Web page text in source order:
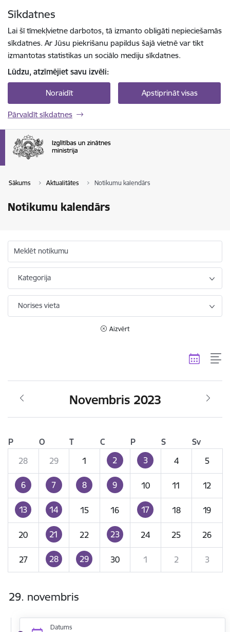
Sīkdatnes
Lai šī tīmekļvietne darbotos, tā izmanto obligāti nepieciešamās
sīkdatnes. Ar Jūsu piekrišanu papildus šajā vietnē var tikt
izmantotas statistikas un sociālo mediju sīkdatnes.
Lūdzu, atzīmējiet savu izvēli:
Noraidīt Apstiprināt visas
Pārvaldīt sīkdatnes
Sākums Aktualitātes Notikumu kalendārs
Notikumu kalendārs
Meklēt notikumu
Kategorija
Norises vieta
Aizvērt
Novembris 2023
P O T C P S
Sv
28
29 1 2 3 4 5
6 7 8 9 10 11 12
13 14 15 16 17 18 19
20 21 22 23 24 25 26
27 28 29 30 1 2 3
29. novembris
Datums